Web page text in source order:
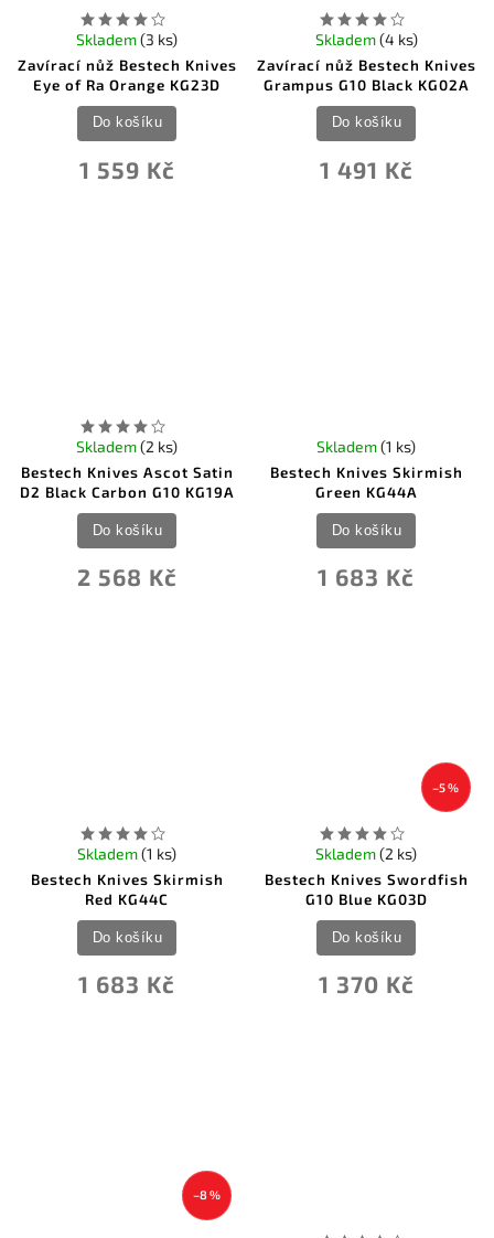
Zavírací nůž Bestech Knives
Eye of Ra Orange KG23D
Skladem(3 ks)
1 559 Kč
Do košíku
Zavírací nůž Bestech Knives
Grampus G10 Black KG02A
Skladem(4 ks)
1 491 Kč
Do košíku
Bestech Knives Ascot Satin
D2 Black Carbon G10 KG19A
Skladem(2 ks)
2 568 Kč
Do košíku
Bestech Knives Skirmish
Green KG44A
Skladem(1 ks)
1 683 Kč
Do košíku
Bestech Knives Skirmish
Red KG44C
Skladem(1 ks)
1 683 Kč
Do košíku
–5 %
Bestech Knives Swordfish
G10 Blue KG03D
Skladem(2 ks)
1 370 Kč
Do košíku
–8 %